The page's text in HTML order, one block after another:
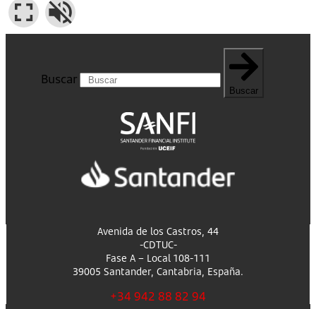
Buscar
Buscar
Avenida de los Castros, 44
-CDTUC-
Fase A – Local 108-111
39005 Santander, Cantabria, España.
+34 942 88 82 94